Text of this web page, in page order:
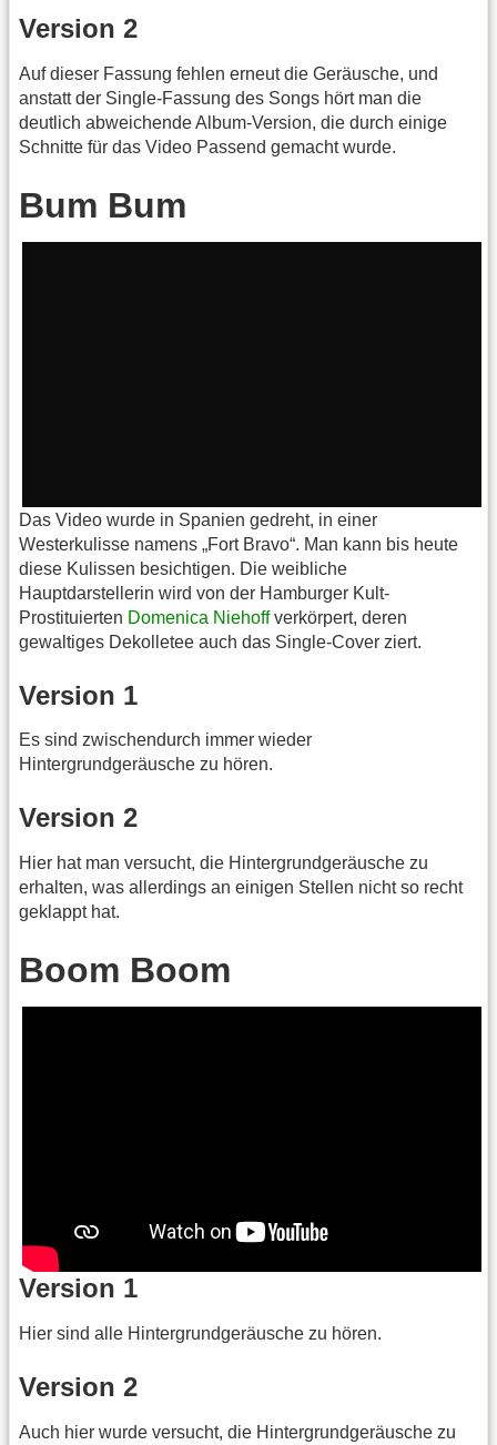
Version 2
Auf dieser Fassung fehlen erneut die Geräusche, und
anstatt der Single-Fassung des Songs hört man die
deutlich abweichende Album-Version, die durch einige
Schnitte für das Video Passend gemacht wurde.
Bum Bum
Das Video wurde in Spanien gedreht, in einer
Westerkulisse namens „Fort Bravo“. Man kann bis heute
diese Kulissen besichtigen. Die weibliche
Hauptdarstellerin wird von der Hamburger Kult-
Prostituierten Domenica Niehoffverkörpert, deren
gewaltiges Dekolletee auch das Single-Cover ziert.
Version 1
Es sind zwischendurch immer wieder
Hintergrundgeräusche zu hören.
Version 2
Hier hat man versucht, die Hintergrundgeräusche zu
erhalten, was allerdings an einigen Stellen nicht so recht
geklappt hat.
Boom Boom
Version 1
Hier sind alle Hintergrundgeräusche zu hören.
Version 2
Auch hier wurde versucht, die Hintergrundgeräusche zu